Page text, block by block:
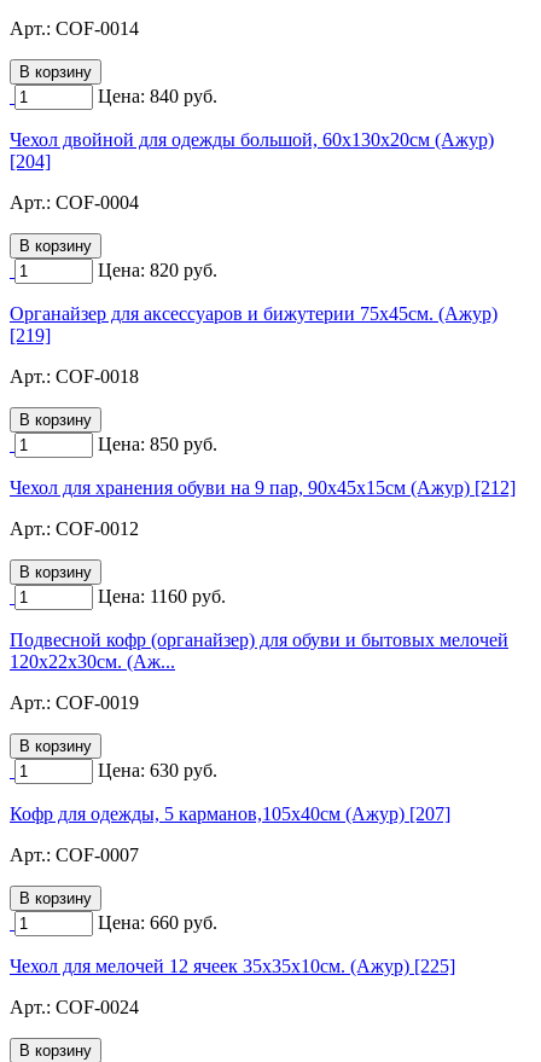
Арт.: COF-0014
Цена: 840 руб.
Чехол двойной для одежды большой, 60х130х20см (Ажур)
[204]
Арт.: COF-0004
Цена: 820 руб.
Органайзер для аксессуаров и бижутерии 75х45см. (Ажур)
[219]
Арт.: COF-0018
Цена: 850 руб.
Чехол для хранения обуви на 9 пар, 90х45х15см (Ажур) [212]
Арт.: COF-0012
Цена: 1160 руб.
Подвесной кофр (органайзер) для обуви и бытовых мелочей
120х22х30см. (Аж...
Арт.: COF-0019
Цена: 630 руб.
Кофр для одежды, 5 карманов,105х40см (Ажур) [207]
Арт.: COF-0007
Цена: 660 руб.
Чехол для мелочей 12 ячеек 35х35х10см. (Ажур) [225]
Арт.: COF-0024